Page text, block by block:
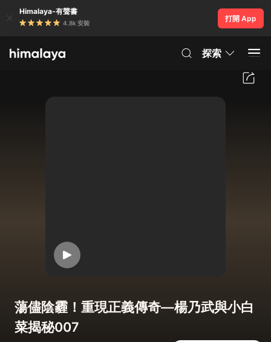
Himalaya-有聲書
4.8k 安裝
打開 App
探索
蕩儘陰霾！重現正義傳奇—楊乃武與小白
菜揭秘007